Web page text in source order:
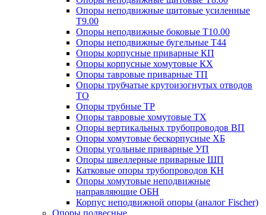
Опоры неподвижные щитовые усиленные
Т9.00
Опоры неподвижные боковые Т10.00
Опоры неподвижные бугельные Т44
Опоры корпусные приварные КП
Опоры корпусные хомутовые КХ
Опоры тавровые приварные ТП
Опоры трубчатые крутоизогнутых отводов
ТО
Опоры трубные ТР
Опоры тавровые хомутовые ТХ
Опоры вертикальных трубопроводов ВП
Опоры хомутовые бескорпусные ХБ
Опоры угольные приварные УП
Опоры швеллерные приварные ШП
Катковые опоры трубопроводов КН
Опоры хомутовые неподвижные
направляющие ОБН
Корпус неподвижной опоры (аналог Fischer)
Опоры подвесные